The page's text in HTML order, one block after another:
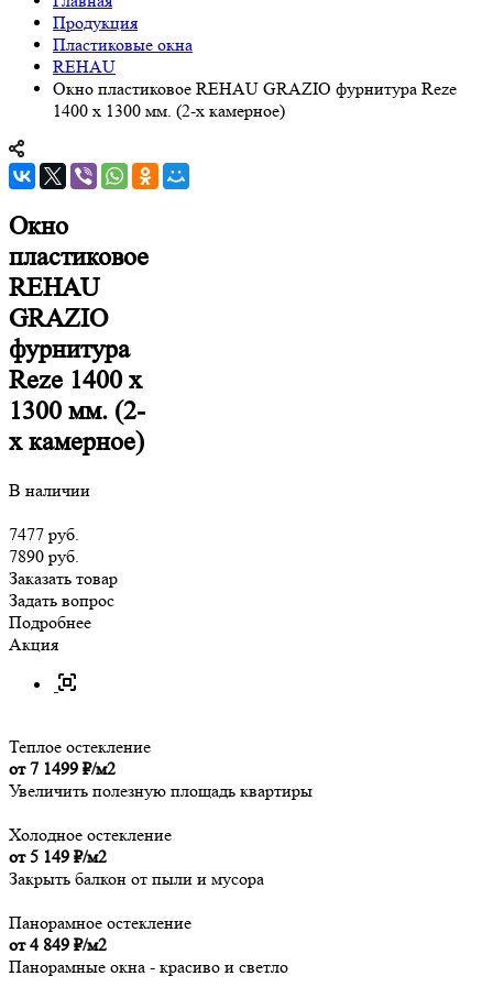
Продукция
Пластиковые окна
REHAU
Окно пластиковое REHAU GRAZIO фурнитура Reze
1400 х 1300 мм. (2-х камерное)
Окно
пластиковое
REHAU
GRAZIO
фурнитура
Reze 1400 х
1300 мм. (2-
х камерное)
В наличии
7477 руб.
7890 руб.
Заказать товар
Задать вопрос
Подробнее
Акция
Теплое остекление
от 7 1499 ₽/м2
Увеличить полезную площадь квартиры
Холодное остекление
от 5 149 ₽/м2
Закрыть балкон от пыли и мусора
Панорамное остекление
от 4 849 ₽/м2
Панорамные окна - красиво и светло